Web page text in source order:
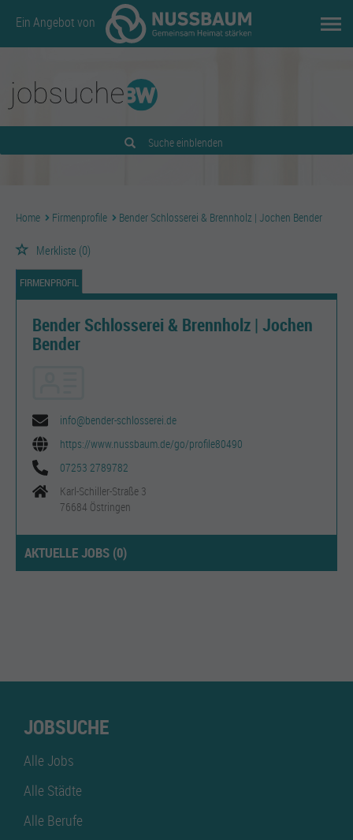
Ein Angebot von
Suche einblenden
Home Firmenprofile Bender Schlosserei & Brennholz | Jochen Bender
Merkliste (0)
FIRMENPROFIL
Bender Schlosserei & Brennholz | Jochen
Bender
info@bender-schlosserei.de
https://www.nussbaum.de/go/profile80490
07253 2789782
Karl-Schiller-Straße 3
76684 Östringen
AKTUELLE JOBS (0)
JOBSUCHE
Alle Jobs
Alle Städte
Alle Berufe